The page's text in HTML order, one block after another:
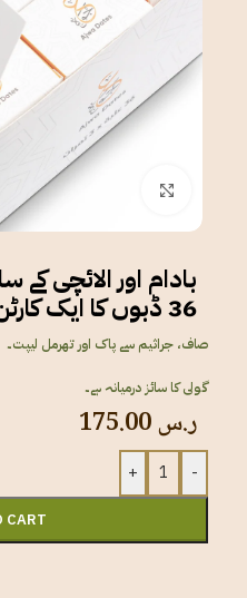
Click to enlarge
36 ڈبوں کا ایک کارٹن
صاف، جراثیم سے پاک اور تھرمل لیپت۔
گولی کا سائز درمیانہ ہے۔
ر.س
-
+
CART